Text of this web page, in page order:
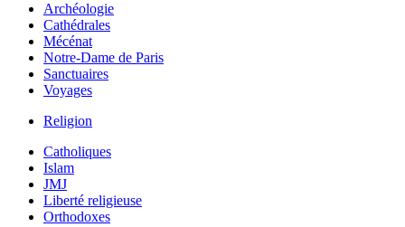
Archéologie
Cathédrales
Mécénat
Notre-Dame de Paris
Sanctuaires
Voyages
Religion
Catholiques
Islam
JMJ
Liberté religieuse
Orthodoxes